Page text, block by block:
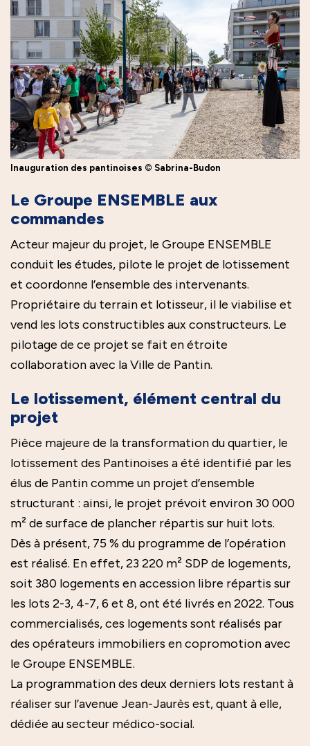
Inauguration des pantinoises © Sabrina-Budon
Le Groupe ENSEMBLE aux
commandes
Acteur majeur du projet, le Groupe ENSEMBLE
conduit les études, pilote le projet de lotissement
et coordonne l’ensemble des intervenants.
Propriétaire du terrain et lotisseur, il le viabilise et
vend les lots constructibles aux constructeurs. Le
pilotage de ce projet se fait en étroite
collaboration avec la Ville de Pantin.
Le lotissement, élément central du
projet
Pièce majeure de la transformation du quartier, le
lotissement des Pantinoises a été identifié par les
élus de Pantin comme un projet d’ensemble
structurant : ainsi, le projet prévoit environ 30 000
m² de surface de plancher répartis sur huit lots.
Dès à présent, 75 % du programme de l’opération
est réalisé. En effet, 23 220 m² SDP de logements,
soit 380 logements en accession libre répartis sur
les lots 2-3, 4-7, 6 et 8, ont été livrés en 2022. Tous
commercialisés, ces logements sont réalisés par
des opérateurs immobiliers en copromotion avec
le Groupe ENSEMBLE.
La programmation des deux derniers lots restant à
réaliser sur l’avenue Jean-Jaurès est, quant à elle,
dédiée au secteur médico-social.